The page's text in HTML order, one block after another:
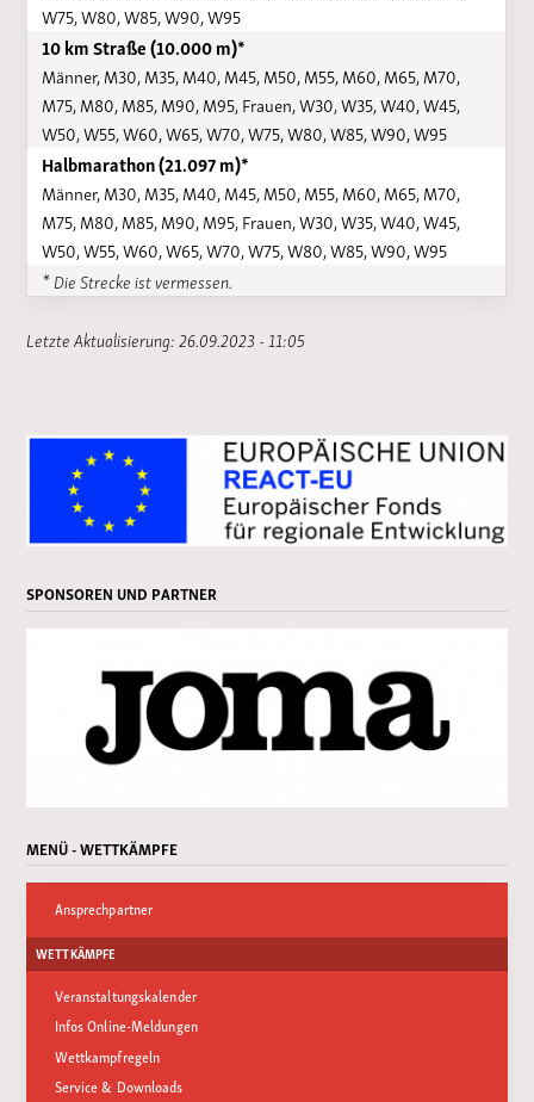
W75, W80, W85, W90, W95
10 km Straße (10.000 m)*
Männer, M30, M35, M40, M45, M50, M55, M60, M65, M70,
M75, M80, M85, M90, M95, Frauen, W30, W35, W40, W45,
W50, W55, W60, W65, W70, W75, W80, W85, W90, W95
Halbmarathon (21.097 m)*
Männer, M30, M35, M40, M45, M50, M55, M60, M65, M70,
M75, M80, M85, M90, M95, Frauen, W30, W35, W40, W45,
W50, W55, W60, W65, W70, W75, W80, W85, W90, W95
* Die Strecke ist vermessen.
Letzte Aktualisierung: 26.09.2023 - 11:05
SPONSOREN UND PARTNER
MENÜ - WETTKÄMPFE
Ansprechpartner
WETTKÄMPFE
Veranstaltungskalender
Infos Online-Meldungen
Wettkampfregeln
Service & Downloads